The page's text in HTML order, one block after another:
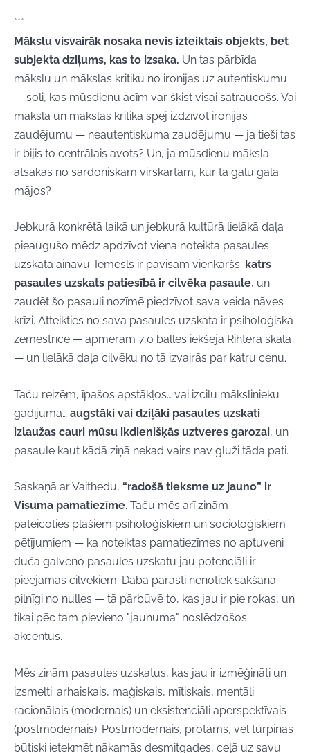
***
Mākslu visvairāk nosaka nevis izteiktais objekts, bet
subjekta dziļums, kas to izsaka. Un tas pārbīda
mākslu un mākslas kritiku no ironijas uz autentiskumu
— soli, kas mūsdienu acīm var šķist visai satraucošs. Vai
māksla un mākslas kritika spēj izdzīvot ironijas
zaudējumu — neautentiskuma zaudējumu — ja tieši tas
ir bijis to centrālais avots? Un, ja mūsdienu māksla
atsakās no sardoniskām virskārtām, kur tā galu galā
mājos?
Jebkurā konkrētā laikā un jebkurā kultūrā lielākā daļa
pieaugušo mēdz apdzīvot viena noteikta pasaules
uzskata ainavu. Iemesls ir pavisam vienkāršs: katrs
pasaules uzskats patiesībā ir cilvēka pasaule, un
zaudēt šo pasauli nozīmē piedzīvot sava veida nāves
krīzi. Atteikties no sava pasaules uzskata ir psiholoģiska
zemestrīce — apmēram 7,0 balles iekšējā Rihtera skalā
— un lielākā daļa cilvēku no tā izvairās par katru cenu.
Taču reizēm, īpašos apstākļos… vai izcilu mākslinieku
gadījumā… augstāki vai dziļāki pasaules uzskati
izlaužas cauri mūsu ikdienišķās uztveres garozai, un
pasaule kaut kādā ziņā nekad vairs nav gluži tāda pati.
Saskaņā ar Vaithedu, “radošā tieksme uz jauno” ir
Visuma pamatiezīme. Taču mēs arī zinām —
pateicoties plašiem psiholoģiskiem un socioloģiskiem
pētījumiem — ka noteiktas pamatiezīmes no aptuveni
duča galveno pasaules uzskatu jau potenciāli ir
pieejamas cilvēkiem. Dabā parasti nenotiek sākšana
pilnīgi no nulles — tā pārbūvē to, kas jau ir pie rokas, un
tikai pēc tam pievieno "jaunuma" noslēdzošos
akcentus.
Mēs zinām pasaules uzskatus, kas jau ir izmēģināti un
izsmelti: arhaiskais, maģiskais, mītiskais, mentāli
racionālais (modernais) un eksistenciāli aperspektīvais
(postmodernais). Postmodernais, protams, vēl turpinās
būtiski ietekmēt nākamās desmitgades, ceļā uz savu